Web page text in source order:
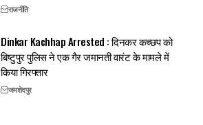
राजनीति
Dinkar Kachhap Arrested : दिनकर कच्छप को
बिष्टुपुर पुलिस ने एक गैर जमानती वारंट के मामले में
किया गिरफ्तार
जमशेदपुर